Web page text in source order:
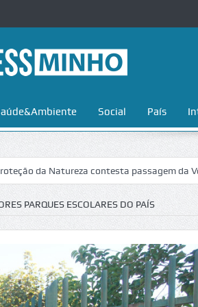
Social País
contesta passagem da Volta a
PARQUES ESCOLARES DO PAÍS